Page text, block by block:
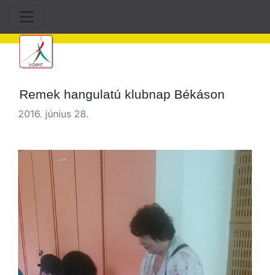
Remek hangulatú klubnap Békáson
2016. június 28.